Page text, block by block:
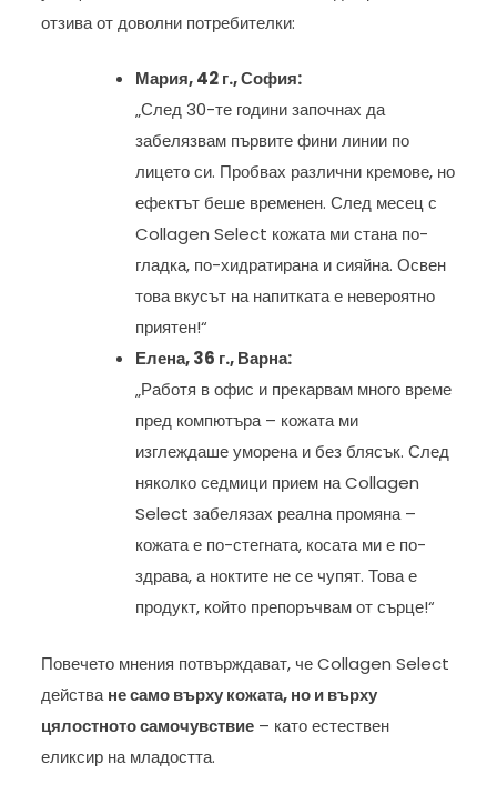
отзива от доволни потребителки:
Мария, 42 г., София:
„След 30-те години започнах да
забелязвам първите фини линии по
лицето си. Пробвах различни кремове, но
ефектът беше временен. След месец с
Collagen Select кожата ми стана по-
гладка, по-хидратирана и сияйна. Освен
това вкусът на напитката е невероятно
приятен!“
Елена, 36 г., Варна:
„Работя в офис и прекарвам много време
пред компютъра – кожата ми
изглеждаше уморена и без блясък. След
няколко седмици прием на Collagen
Select забелязах реална промяна –
кожата е по-стегната, косата ми е по-
здрава, а ноктите не се чупят. Това е
продукт, който препоръчвам от сърце!“
Повечето мнения потвърждават, че Collagen Select
действане само върху кожата, но и върху
цялостното самочувствие – като естествен
еликсир на младостта.